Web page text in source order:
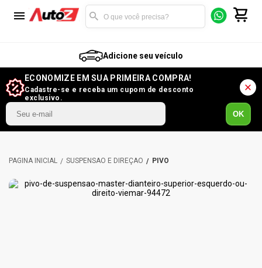
Adicione seu veículo
ECONOMIZE EM SUA PRIMEIRA COMPRA!
Cadastre-se e receba um cupom de desconto
exclusivo.
OK
SUSPENSÃO E DIREÇÃO PIVÔ